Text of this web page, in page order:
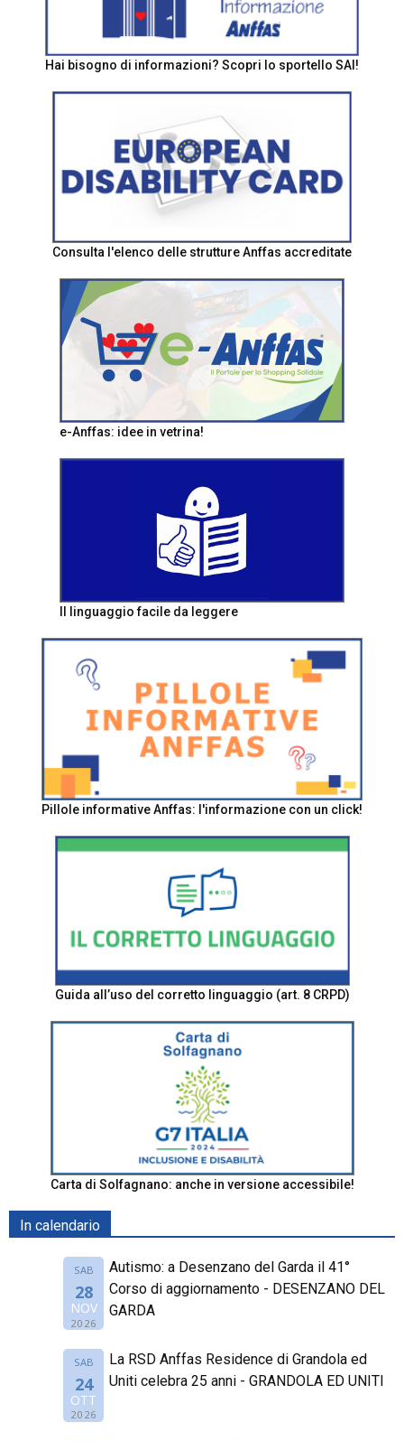
Hai bisogno di informazioni? Scopri lo sportello SAI!
Consulta l'elenco delle strutture Anffas accreditate
e-Anffas: idee in vetrina!
Il linguaggio facile da leggere
Pillole informative Anffas: l'informazione con un click!
Guida all’uso del corretto linguaggio (art. 8 CRPD)
Carta di Solfagnano: anche in versione accessibile!
In calendario
SAB
28
NOV
2026
Autismo: a Desenzano del Garda il 41°
Corso di aggiornamento - DESENZANO DEL
GARDA
SAB
24
OTT
2026
La RSD Anffas Residence di Grandola ed
Uniti celebra 25 anni - GRANDOLA ED UNITI